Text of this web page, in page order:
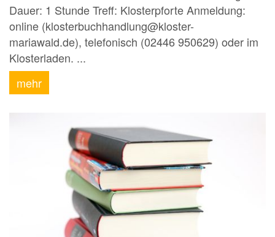
Dauer: 1 Stunde Treff: Klosterpforte Anmeldung:
online (klosterbuchhandlung@kloster-
mariawald.de), telefonisch (02446 950629) oder im
Klosterladen. ...
mehr